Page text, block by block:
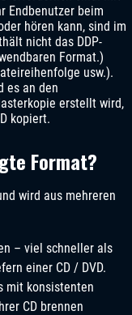
Endbenutzer beim
hören kann, sind im
nicht das DDP-
Format.)
usw.).
es an den
erstellt wird,
kopiert.
Format?
wird aus mehreren
– viel schneller als
einer CD / DVD.
mit konsistenten
CD brennen